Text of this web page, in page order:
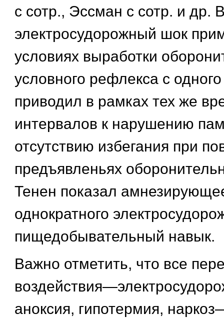
с сотр., Эссман с сотр. и др.
электросудорожный шок
условиях выработки
условного рефлекса с
приводил в рамках тех же
интервалов к нарушению
отсутствию избегания при
предъявленьях
Тенен показал
однократного
пищедобывательный навык.
Важно отметить, что все
аноксия, гипотермия,